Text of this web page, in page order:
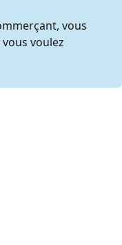
vous
voulez